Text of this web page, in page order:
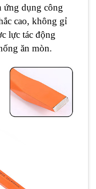
ứng dụng công
cao, không gỉ
lực tác động
ăn mòn.